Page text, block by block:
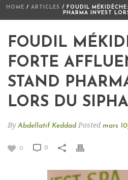
HOME / ARTICLES / FOUDIL
PHARMA INVEST
FOUDIL
FORTE
STAND
LORS DU
By Abdellatif Keddad Posted mars
0 0